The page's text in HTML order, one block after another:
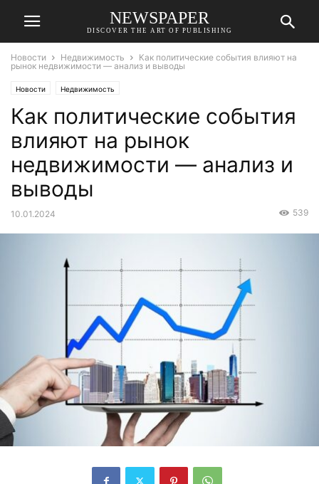
NEWSPAPER
DISCOVER THE ART OF PUBLISHING
Новости Недвижимость
Как политические события влияют на
рынок недвижимости — анализ и выводы
Новости Недвижимость
Как политические события
влияют на рынок
недвижимости — анализ и
выводы
10.01.2024 539